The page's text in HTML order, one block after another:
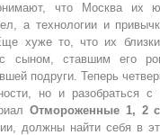
что Москва их
а технологии и
хуже то, что их
сыном, ставшим его
подруги. Теперь
но и разобраться
Отмороженные 1, 2
должны найти себя в